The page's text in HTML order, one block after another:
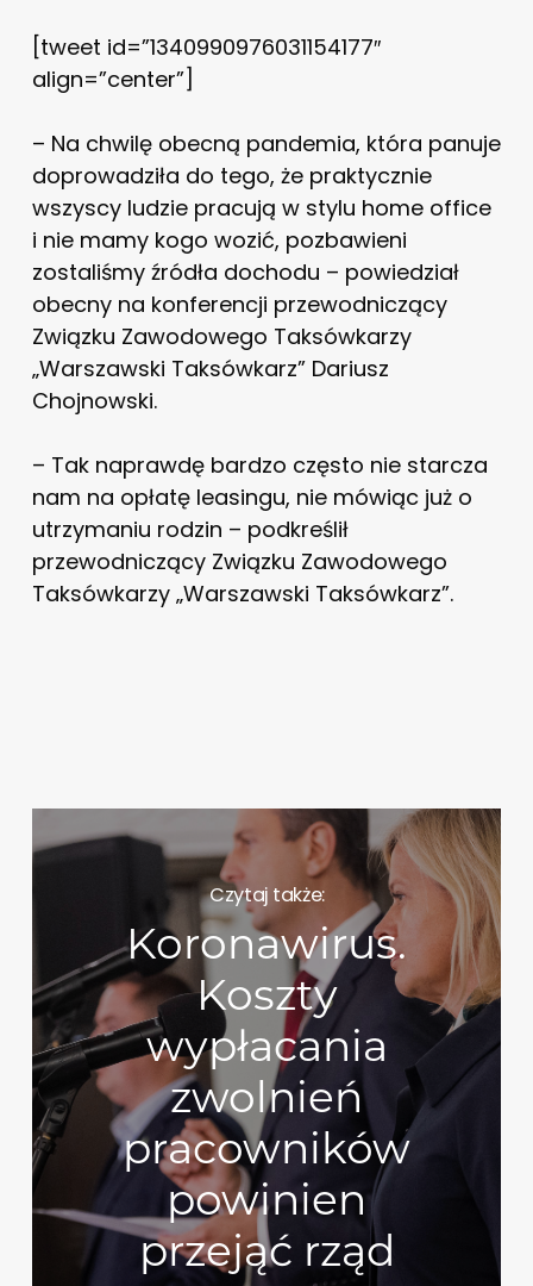
[tweet id=”1340990976031154177″
align=”center”]
– Na chwilę obecną pandemia, która panuje
doprowadziła do tego, że praktycznie
wszyscy ludzie pracują w stylu home office
i nie mamy kogo wozić, pozbawieni
zostaliśmy źródła dochodu – powiedział
obecny na konferencji przewodniczący
Związku Zawodowego Taksówkarzy
„Warszawski Taksówkarz” Dariusz
Chojnowski.
– Tak naprawdę bardzo często nie starcza
nam na opłatę leasingu, nie mówiąc już o
utrzymaniu rodzin – podkreślił
przewodniczący Związku Zawodowego
Taksówkarzy „Warszawski Taksówkarz”.
Czytaj także:
Koronawirus.
Koszty
wypłacania
zwolnień
pracowników
powinien
przejąć rząd